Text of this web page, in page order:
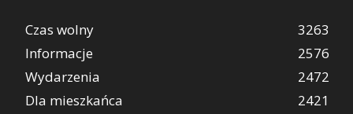
Czas wolny
3263
Informacje
2576
Wydarzenia
2472
Dla mieszkańca
2421